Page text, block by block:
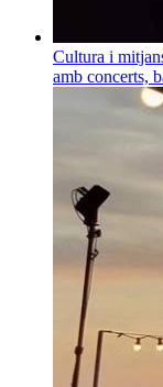
Cultura i
amb concerts,